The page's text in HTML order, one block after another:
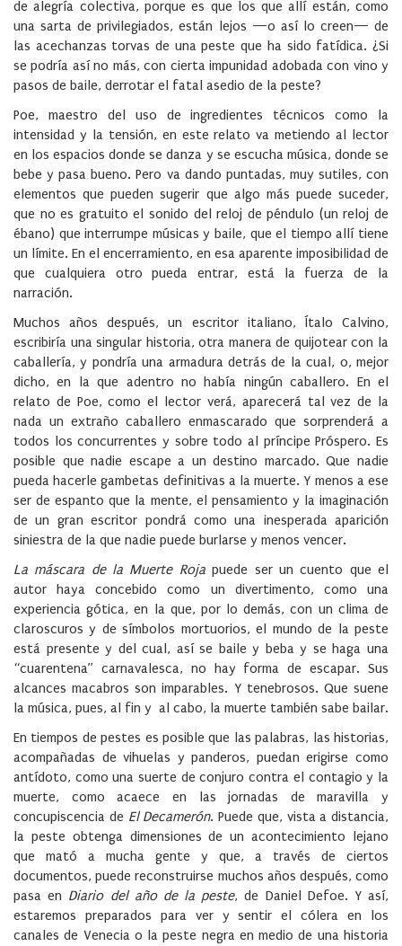
de alegría colectiva, porque es que los que allí están, como
una sarta de privilegiados, están lejos —o así lo creen— de
las acechanzas torvas de una peste que ha sido fatídica. ¿Si
se podría así no más, con cierta impunidad adobada con vino y
pasos de baile, derrotar el fatal asedio de la peste?
Poe, maestro del uso de ingredientes técnicos como la
intensidad y la tensión, en este relato va metiendo al lector
en los espacios donde se danza y se escucha música, donde se
bebe y pasa bueno. Pero va dando puntadas, muy sutiles, con
elementos que pueden sugerir que algo más puede suceder,
que no es gratuito el sonido del reloj de péndulo (un reloj de
ébano) que interrumpe músicas y baile, que el tiempo allí tiene
un límite. En el encerramiento, en esa aparente imposibilidad de
que cualquiera otro pueda entrar, está la fuerza de la
narración.
Muchos años después, un escritor italiano, Ítalo Calvino,
escribiría una singular historia, otra manera de quijotear con la
caballería, y pondría una armadura detrás de la cual, o, mejor
dicho, en la que adentro no había ningún caballero. En el
relato de Poe, como el lector verá, aparecerá tal vez de la
nada un extraño caballero enmascarado que sorprenderá a
todos los concurrentes y sobre todo al príncipe Próspero. Es
posible que nadie escape a un destino marcado. Que nadie
pueda hacerle gambetas definitivas a la muerte. Y menos a ese
ser de espanto que la mente, el pensamiento y la imaginación
de un gran escritor pondrá como una inesperada aparición
siniestra de la que nadie puede burlarse y menos vencer.
La máscara de la Muerte Rojapuede ser un cuento que el
autor haya concebido como un divertimento, como una
experiencia gótica, en la que, por lo demás, con un clima de
claroscuros y de símbolos mortuorios, el mundo de la peste
está presente y del cual, así se baile y beba y se haga una
“cuarentena” carnavalesca, no hay forma de escapar. Sus
alcances macabros son imparables. Y tenebrosos. Que suene
la música, pues, al fin y al cabo, la muerte también sabe bailar.
En tiempos de pestes es posible que las palabras, las historias,
acompañadas de vihuelas y panderos, puedan erigirse como
antídoto, como una suerte de conjuro contra el contagio y la
muerte, como acaece en las jornadas de maravilla y
concupiscencia de El Decamerón. Puede que, vista a distancia,
la peste obtenga dimensiones de un acontecimiento lejano
que mató a mucha gente y que, a través de ciertos
documentos, puede reconstruirse muchos años después, como
pasa en Diario del año de la peste, de Daniel Defoe. Y así,
estaremos preparados para ver y sentir el cólera en los
canales de Venecia o la peste negra en medio de una historia